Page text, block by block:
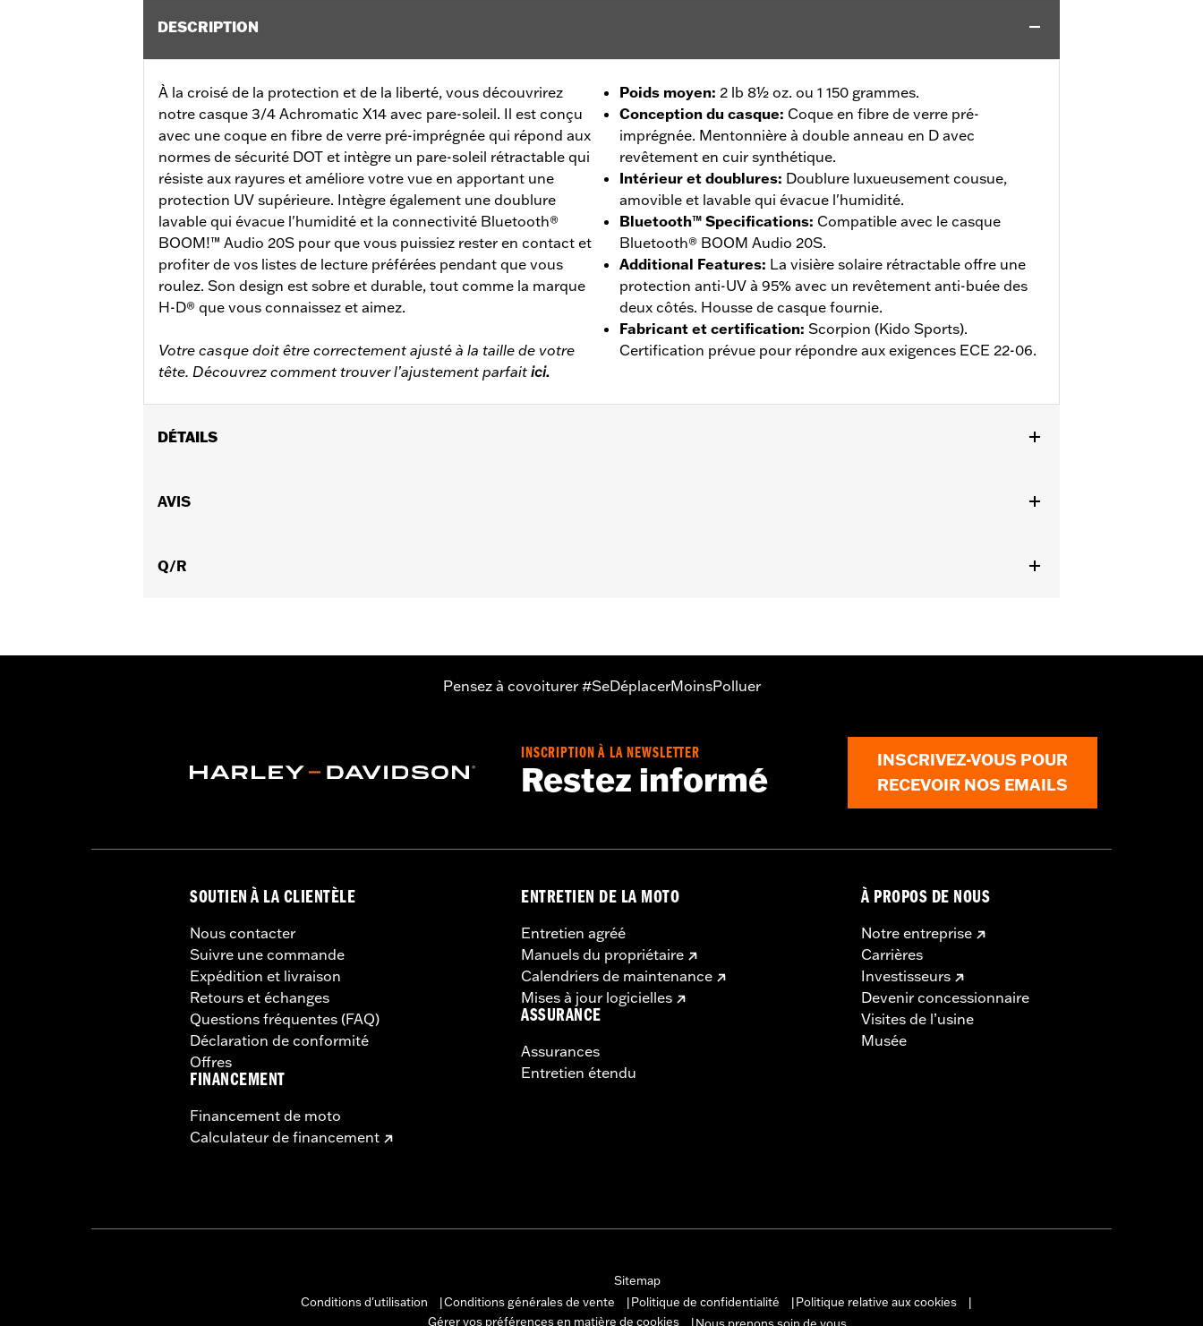
DESCRIPTION
À la croisé de la protection et de la liberté, vous découvrirez
notre casque 3/4 Achromatic X14 avec pare-soleil. Il est conçu
avec une coque en fibre de verre pré-imprégnée qui répond aux
normes de sécurité DOT et intègre un pare-soleil rétractable qui
résiste aux rayures et améliore votre vue en apportant une
protection UV supérieure. Intègre également une doublure
lavable qui évacue l'humidité et la connectivité Bluetooth®
BOOM!™ Audio 20S pour que vous puissiez rester en contact et
profiter de vos listes de lecture préférées pendant que vous
roulez. Son design est sobre et durable, tout comme la marque
H-D® que vous connaissez et aimez.
Votre casque doit être correctement ajusté à la taille de votre
tête. Découvrez comment trouver l’ajustement parfait ici.
Poids moyen: 2 lb 8½ oz. ou 1 150 grammes.
Conception du casque: Coque en fibre de verre pré-
imprégnée. Mentonnière à double anneau en D avec
revêtement en cuir synthétique.
Intérieur et doublures: Doublure luxueusement cousue,
amovible et lavable qui évacue l'humidité.
Bluetooth™ Specifications: Compatible avec le casque
Bluetooth® BOOM Audio 20S.
Additional Features: La visière solaire rétractable offre une
protection anti-UV à 95% avec un revêtement anti-buée des
deux côtés. Housse de casque fournie.
Fabricant et certification: Scorpion (Kido Sports).
Certification prévue pour répondre aux exigences ECE 22-06.
DÉTAILS
Caractéristiques fonctionnelles:
AVIS
Q/R
Pensez à covoiturer #SeDéplacerMoinsPolluer
INSCRIPTION À LA NEWSLETTER
Restez informé
INSCRIVEZ-VOUS POUR
RECEVOIR NOS EMAILS
SOUTIEN À LA CLIENTÈLE
Nous contacter
Suivre une commande
Expédition et livraison
Retours et échanges
Questions fréquentes (FAQ)
Déclaration de conformité
Offres
FINANCEMENT
Financement de moto
Calculateur de financement
ENTRETIEN DE LA MOTO
Entretien agréé
Manuels du propriétaire
Calendriers de maintenance
Mises à jour logicielles
ASSURANCE
Assurances
Entretien étendu
À PROPOS DE NOUS
Notre entreprise
Carrières
Investisseurs
Devenir concessionnaire
Visites de l’usine
Musée
Sitemap
Conditions d'utilisation
Conditions générales de vente Politique de confidentialité Politique relative aux cookies
Gérer vos préférences en matière de cookies
Nous prenons soin de vous